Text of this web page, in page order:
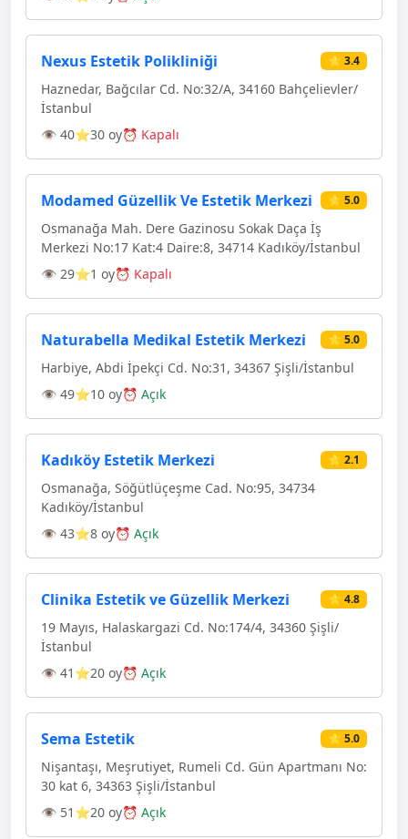
Nexus Estetik Polikliniği ⭐ 3.4
Haznedar, Bağcılar Cd. No:32/A, 34160 Bahçelievler/
İstanbul
👁 40⭐30 oy⏰ Kapalı
Modamed Güzellik Ve Estetik Merkezi ⭐ 5.0
Osmanağa Mah. Dere Gazinosu Sokak Daça İş
Merkezi No:17 Kat:4 Daire:8, 34714 Kadıköy/İstanbul
👁 29⭐1 oy⏰ Kapalı
Naturabella Medikal Estetik Merkezi ⭐ 5.0
Harbiye, Abdi İpekçi Cd. No:31, 34367 Şişli/İstanbul
👁 49⭐10 oy⏰ Açık
Kadıköy Estetik Merkezi ⭐ 2.1
Osmanağa, Söğütlüçeşme Cad. No:95, 34734
Kadıköy/İstanbul
👁 43⭐8 oy⏰ Açık
Clinika Estetik ve Güzellik Merkezi ⭐ 4.8
19 Mayıs, Halaskargazi Cd. No:174/4, 34360 Şişli/
İstanbul
👁 41 ⭐20 oy⏰ Açık
Sema Estetik ⭐ 5.0
Nişantaşı, Meşrutiyet, Rumeli Cd. Gün Apartmanı No:
30 kat 6, 34363 Şişli/İstanbul
👁 51 ⭐20 oy⏰ Açık